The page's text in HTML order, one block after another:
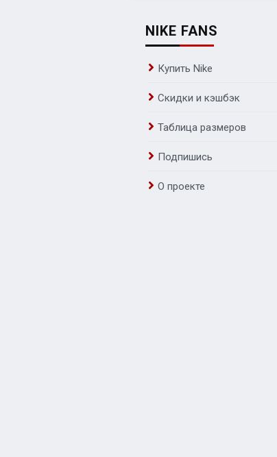
NIKE FANS
Купить Nike
Скидки и кэшбэк
Таблица размеров
Подпишись
О проекте